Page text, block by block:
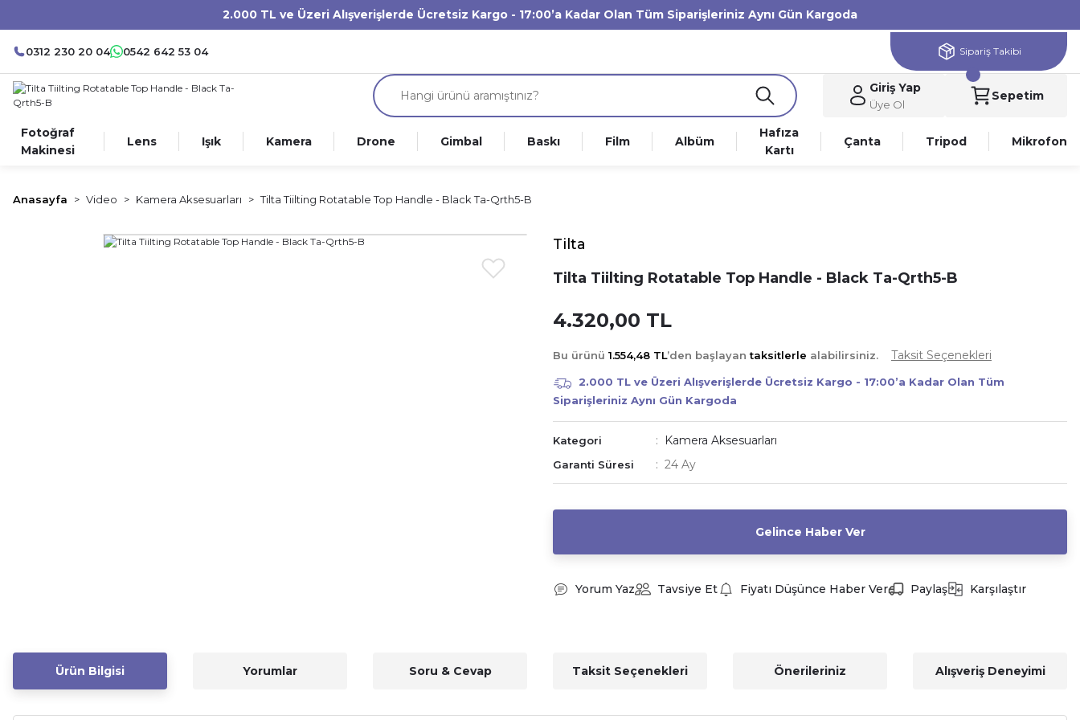
2.000 TL ve Üzeri Alışverişlerde Ücretsiz Kargo - 17:00’a Kadar Olan Tüm Siparişleriniz Aynı Gün Kargoda
0312 230 20 04 0542 642 53 04 Sipariş Takibi
Giriş Yap
Üye Ol
Sepetim
Fotoğraf
Makinesi
Lens Işık Kamera Drone Gimbal Baskı Film Albüm
Hafıza
Kartı
Çanta Tripod Mikrofon
Anasayfa Video Kamera Aksesuarları Tilta Tiilting Rotatable Top Handle - Black Ta-Qrth5-B
Tilta
Tilta Tiilting Rotatable Top Handle - Black Ta-Qrth5-B
4.320,00 TL
Bu ürünü 1.554,48 TL’den başlayantaksitlerle alabilirsiniz. Taksit Seçenekleri
2.000 TL ve Üzeri Alışverişlerde Ücretsiz Kargo - 17:00’a Kadar Olan Tüm
Siparişleriniz Aynı Gün Kargoda
Kategori Kamera Aksesuarları
Garanti Süresi 24 Ay
Gelince Haber Ver
Yorum Yaz Tavsiye Et Fiyatı Düşünce Haber Ver Paylaş Karşılaştır
Ürün Bilgisi Yorumlar Soru & Cevap Taksit Seçenekleri Önerileriniz Alışveriş Deneyimi